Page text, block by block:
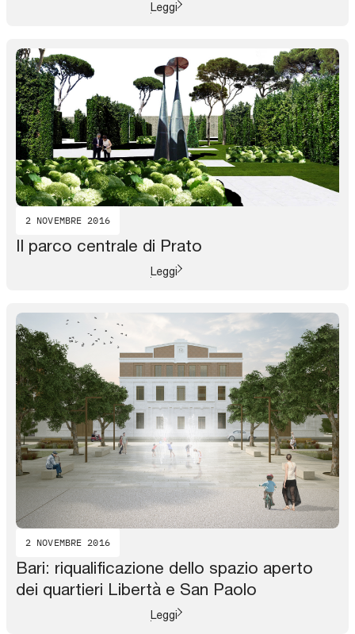
Leggi
2 NOVEMBRE 2016
Il parco centrale di Prato
Leggi
2 NOVEMBRE 2016
Bari: riqualificazione dello spazio aperto
dei quartieri Libertà e San Paolo
Leggi